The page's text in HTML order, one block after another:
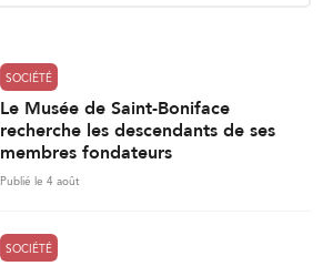
SOCIÉTÉ
Le Musée de Saint-Boniface
recherche les descendants de ses
membres fondateurs
Publié le 4 août
SOCIÉTÉ